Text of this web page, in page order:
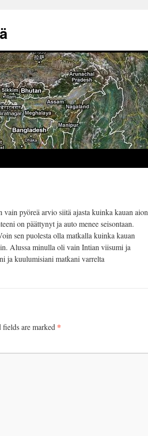
pyöreä arvio siitä ajasta kuinka kauan aion
on päättynyt ja auto menee seisontaan.
sen puolesta olla matkalla kuinka kauan
Alussa minulla oli vain Intian viisumi ja
ja kuulumisiani matkani varrelta
fields are marked *